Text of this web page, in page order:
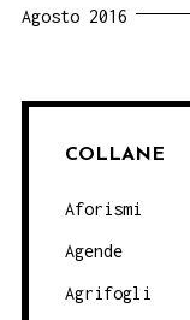
Agosto 2016
COLLANE
Aforismi
Agende
Agrifogli